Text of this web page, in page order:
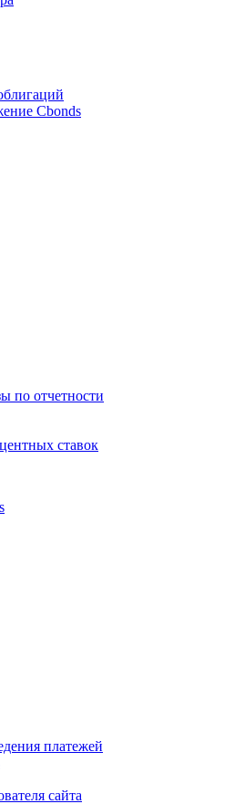
Cbonds
по отчетности
ставок
платежей
сайта